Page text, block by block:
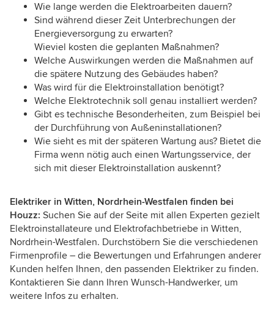
Wie lange werden die Elektroarbeiten dauern?
Sind während dieser Zeit Unterbrechungen der
Energieversorgung zu erwarten?
Wieviel kosten die geplanten Maßnahmen?
Welche Auswirkungen werden die Maßnahmen auf
die spätere Nutzung des Gebäudes haben?
Was wird für die Elektroinstallation benötigt?
Welche Elektrotechnik soll genau installiert werden?
Gibt es technische Besonderheiten, zum Beispiel bei
der Durchführung von Außeninstallationen?
Wie sieht es mit der späteren Wartung aus? Bietet die
Firma wenn nötig auch einen Wartungsservice, der
sich mit dieser Elektroinstallation auskennt?
Elektriker in Witten, Nordrhein-Westfalen finden bei
Houzz: Suchen Sie auf der Seite mit allen Experten gezielt
Elektroinstallateure und Elektrofachbetriebe in Witten,
Nordrhein-Westfalen. Durchstöbern Sie die verschiedenen
Firmenprofile – die Bewertungen und Erfahrungen anderer
Kunden helfen Ihnen, den passenden Elektriker zu finden.
Kontaktieren Sie dann Ihren Wunsch-Handwerker, um
weitere Infos zu erhalten.